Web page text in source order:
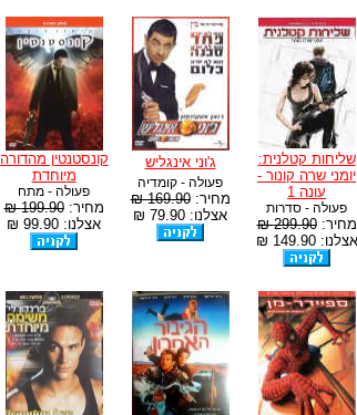
שליחות קטלנית:
יומני שרה קונור -
עונה 1
פעולה - סדרות
מחיר:299.90 ₪
אצלנו: 149.90 ₪
ג'וני אינגליש
פעולה - קומדיה
מחיר:169.90 ₪
אצלנו: 79.90 ₪
קונסטנטין מהדורה
מיוחדת
פעולה - מתח
מחיר:199.90 ₪
אצלנו: 99.90 ₪